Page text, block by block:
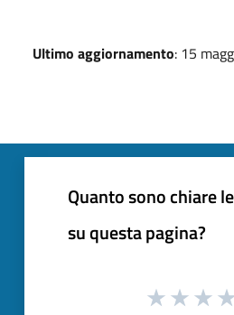
Ultimo aggiornamento: 15
Quanto sono chiare
su questa pagina?